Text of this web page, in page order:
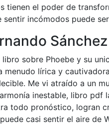
tienen el poder de
sentir incómodos puede
libro sobre Phoebe y su
menudo lírica y
Me vi atraído a un
inestable, libro pdf
todo pronóstico, logran
casi sentir el aire de